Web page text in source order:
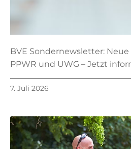
BVE Sondernewsletter:
PPWR und UWG – Jetzt
7. Juli 2026